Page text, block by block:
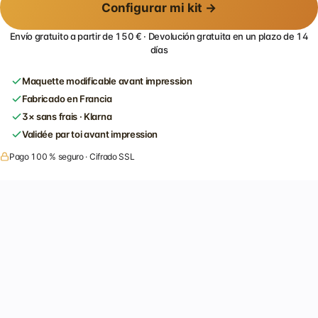
Configurar mi kit →
Envío gratuito a partir de 150 € · Devolución gratuita en un plazo de 14
días
Maquette modificable avant impression
Fabricado en Francia
3× sans frais · Klarna
Validée par toi avant impression
Pago 100 % seguro · Cifrado SSL